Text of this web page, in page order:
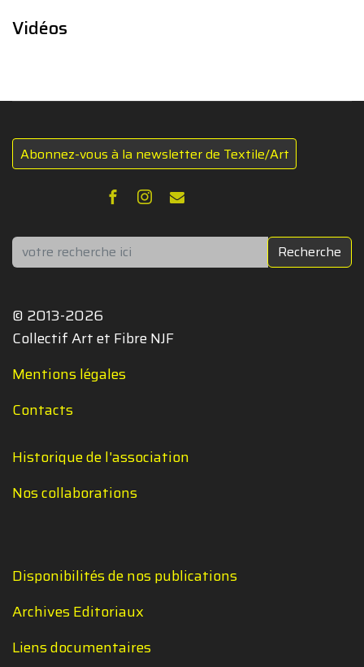
Vidéos
Abonnez-vous à la newsletter de Textile/Art
Rechercher Recherche
© 2013-2026
Collectif Art et Fibre NJF
Mentions légales
Contacts
Historique de l'association
Nos collaborations
Disponibilités de nos publications
Archives Editoriaux
Liens documentaires